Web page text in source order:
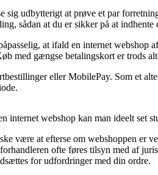
udbytterigt at prøve et par
sådan at du er sikker på at indhente
at ifald en internet
med gængse betalingskort er trods
eller MobilePay. Som et
internet webshop kan man ideelt set
være at efterse om webshoppen er
ofte føres tilsyn med af
for udfordringer med din ordre.